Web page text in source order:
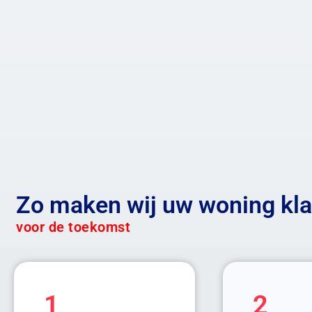
Zo maken wij uw woning
voor de toekomst
1 2